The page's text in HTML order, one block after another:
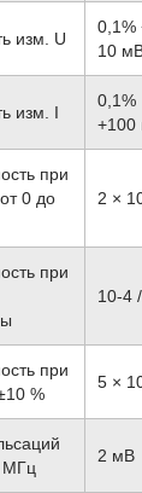
изм. U
0,1%
10
изм. I
0,1%
+100
при
0 до
2 ×
при
10-4
при
%
5 ×
МГц
2 мВ